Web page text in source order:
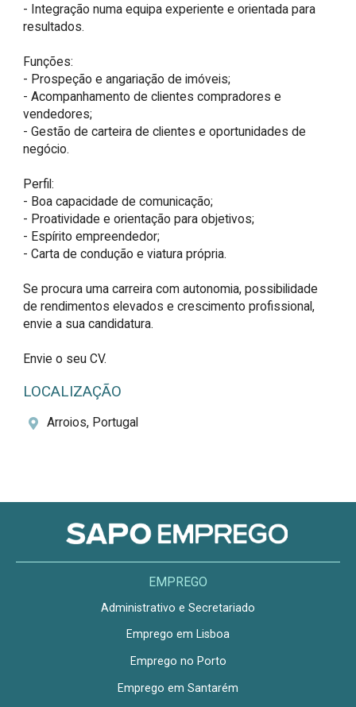
- Integração numa equipa experiente e orientada para
resultados.
Funções:
- Prospeção e angariação de imóveis;
- Acompanhamento de clientes compradores e
vendedores;
- Gestão de carteira de clientes e oportunidades de
negócio.
Perfil:
- Boa capacidade de comunicação;
- Proatividade e orientação para objetivos;
- Espírito empreendedor;
- Carta de condução e viatura própria.
Se procura uma carreira com autonomia, possibilidade
de rendimentos elevados e crescimento profissional,
envie a sua candidatura.
Envie o seu CV.
LOCALIZAÇÃO
Arroios, Portugal
EMPREGO
Administrativo e Secretariado
Emprego em Lisboa
Emprego no Porto
Emprego em Santarém